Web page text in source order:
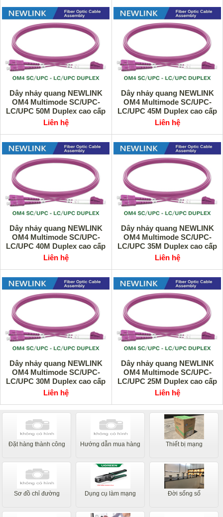
Dây nhảy quang NEWLINK
OM4 Multimode SC/UPC-
LC/UPC 50M Duplex cao cấp
Liên hệ
Dây nhảy quang NEWLINK
OM4 Multimode SC/UPC-
LC/UPC 45M Duplex cao cấp
Liên hệ
Dây nhảy quang NEWLINK
OM4 Multimode SC/UPC-
LC/UPC 40M Duplex cao cấp
Liên hệ
Dây nhảy quang NEWLINK
OM4 Multimode SC/UPC-
LC/UPC 35M Duplex cao cấp
Liên hệ
Dây nhảy quang NEWLINK
OM4 Multimode SC/UPC-
LC/UPC 30M Duplex cao cấp
Liên hệ
Dây nhảy quang NEWLINK
OM4 Multimode SC/UPC-
LC/UPC 25M Duplex cao cấp
Liên hệ
Đặt hàng thành công Hướng dẫn mua hàng Thiết bị mạng
Sơ đồ chỉ đường Dụng cụ làm mạng Đời sống số